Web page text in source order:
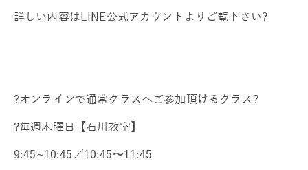
詳しい内容はLINE公式アカウントよりご覧下さい?
?オンラインで通常クラスへご参加頂けるクラス?
?毎週木曜日【石川教室】
9:45~10:45／10:45〜11:45